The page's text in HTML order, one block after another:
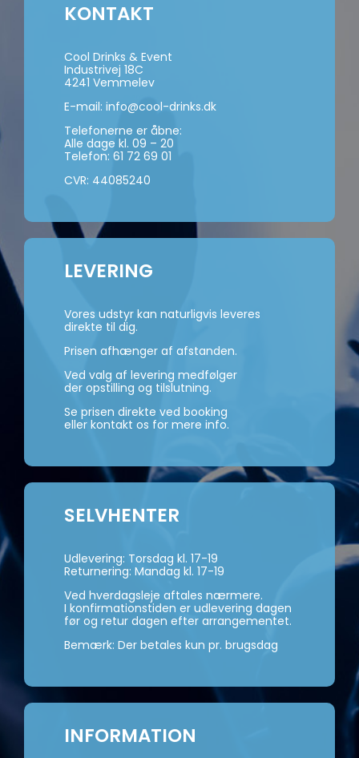
varesiden
KONTAKT
Cool Drinks & Event
Industrivej 18C
4241 Vemmelev
E-mail: info@cool-drinks.dk
Telefonerne er åbne:
Alle dage kl. 09 – 20
Telefon: 61 72 69 01
CVR: 44085240
LEVERING
Vores udstyr kan naturligvis leveres
direkte til dig.
Prisen afhænger af afstanden.
Ved valg af levering medfølger
der opstilling og tilslutning.
Se prisen direkte ved booking
eller kontakt os for mere info.
SELVHENTER
Udlevering: Torsdag kl. 17-19
Returnering: Mandag kl. 17-19
Ved hverdagsleje aftales nærmere.
I konfirmationstiden er udlevering dagen
før og retur dagen efter arrangementet.
Bemærk: Der betales kun pr. brugsdag
INFORMATION